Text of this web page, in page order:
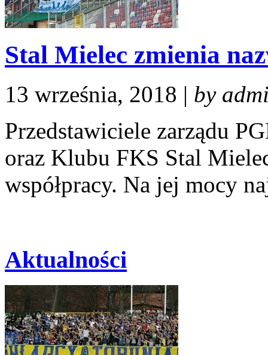
Stal Mielec zmienia
13 września, 2018 | by
Przedstawiciele zarządu
oraz Klubu FKS Stal
współpracy. Na jej mocy
Aktualności